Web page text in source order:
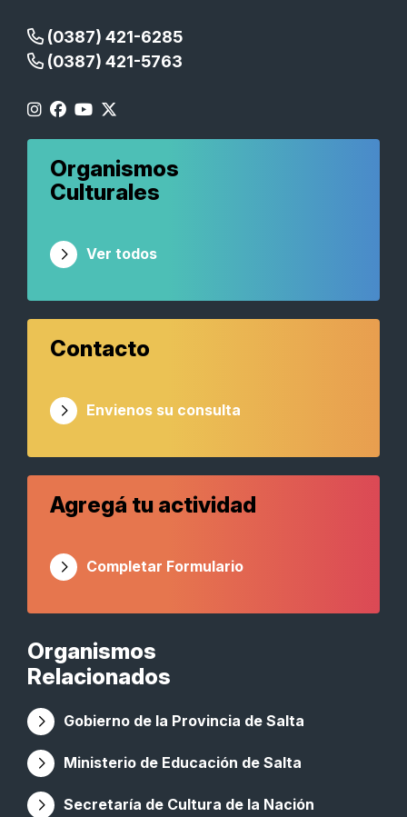
(0387) 421-6285
(0387) 421-5763
Organismos
Relacionados
Gobierno de la Provincia de Salta
Ministerio de Educación de Salta
Secretaría de Cultura de la Nación
Organismos
Culturales
Ver todos
Contacto
Envienos su consulta
Agregá tu actividad
Completar Formulario